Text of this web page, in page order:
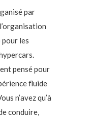
par
les
pensé pour
fluide
n’avez qu’à
conduire,